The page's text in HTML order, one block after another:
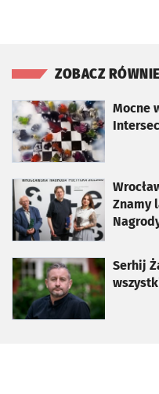
ZOBACZ
Mocne
otworzy się w nowej
Znamy
otworzy się w nowej
Serhij
otworzy się w nowej